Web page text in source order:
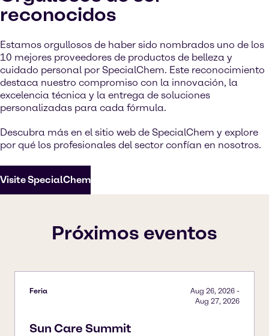
reconocidos
Estamos orgullosos de haber sido nombrados uno de los
10 mejores proveedores de productos de belleza y
cuidado personal por SpecialChem. Este reconocimiento
destaca nuestro compromiso con la innovación, la
excelencia técnica y la entrega de soluciones
personalizadas para cada fórmula.
Descubra más en el sitio web de SpecialChem y explore
por qué los profesionales del sector confían en nosotros.
Visite SpecialChem
Próximos eventos
Feria
Sun Care Summit
Aug 26, 2026 -
Aug 27, 2026